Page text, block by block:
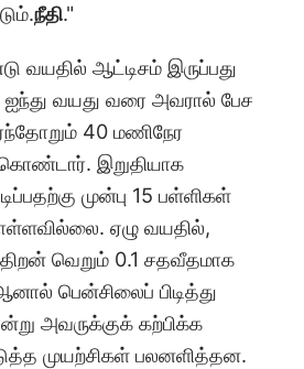
நீதி."
வயதில் ஆட்டிசம் இருப்பது
வயது வரை அவரால் பேச
40 மணிநேர
இறுதியாக
முன்பு 15 பள்ளிகள்
ஏழு வயதில்,
வெறும் 0.1 சதவீதமாக
பென்சிலைப் பிடித்து
அவருக்குக் கற்பிக்க
முயற்சிகள் பலனளித்தன.